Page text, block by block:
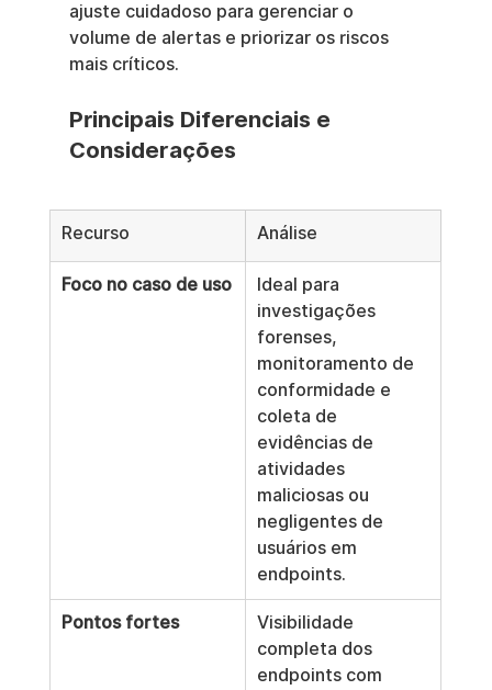
ajuste cuidadoso para gerenciar o
volume de alertas e priorizar os riscos
mais críticos.
Principais Diferenciais e
Considerações
Recurso Análise
Foco no caso de uso
Ideal para
investigações
forenses,
monitoramento de
conformidade e
coleta de
evidências de
atividades
maliciosas ou
negligentes de
usuários em
endpoints.
Pontos fortes
Visibilidade
completa dos
endpoints com